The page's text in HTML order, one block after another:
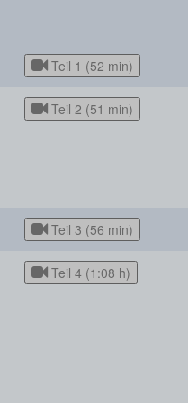
Teil 1 (52 min)
Teil 2 (51 min)
Teil 3 (56 min)
Teil 4 (1:08 h)